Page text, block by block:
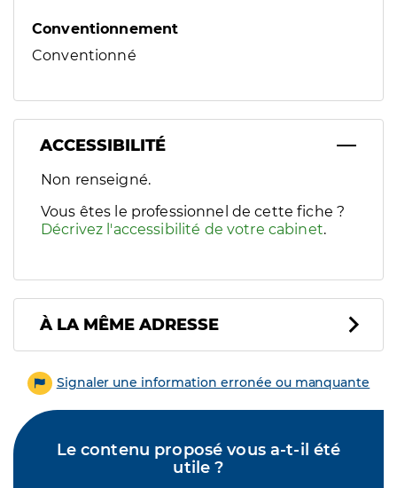
Conventionnement
Conventionné
ACCESSIBILITÉ
Filtres
Sélectionnez un ou plusieurs handicaps/besoins
Non renseigné.
Vous êtes le professionnel de cette fiche ?
Décrivez l'accessibilité de votre cabinet.
À LA MÊME ADRESSE
Signaler une information erronée ou manquante
Le contenu proposé vous a-t-il été
utile ?